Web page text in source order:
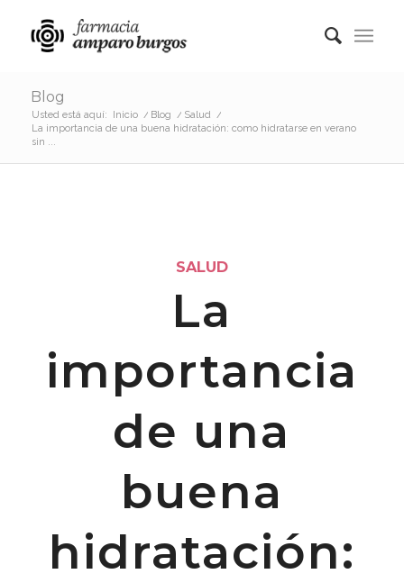
Blog
Usted está aquí: Inicio / Blog / Salud /
La importancia de una buena hidratación: como hidratarse en verano
sin ...
SALUD
La
importancia
de una
buena
hidratación: